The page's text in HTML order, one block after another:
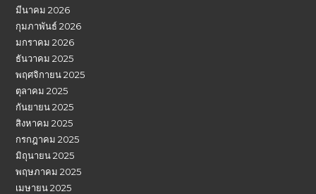
มีนาคม 2026
กุมภาพันธ์ 2026
มกราคม 2026
ธันวาคม 2025
พฤศจิกายน 2025
ตุลาคม 2025
กันยายน 2025
สิงหาคม 2025
กรกฎาคม 2025
มิถุนายน 2025
พฤษภาคม 2025
เมษายน 2025